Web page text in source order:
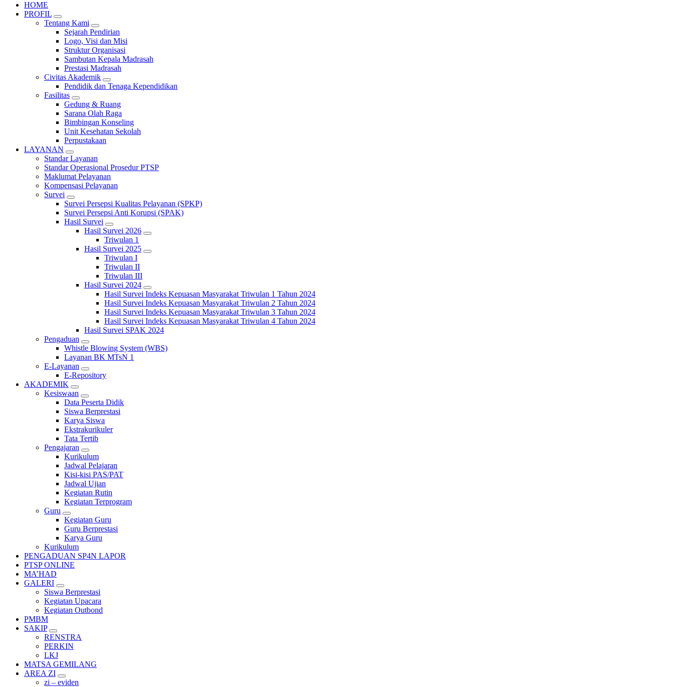
HOME
PROFIL
Tentang Kami
Sejarah Pendirian
Logo, Visi dan Misi
Struktur Organisasi
Sambutan Kepala Madrasah
Prestasi Madrasah
Civitas Akademik
Pendidik dan Tenaga Kependidikan
Fasilitas
Gedung & Ruang
Sarana Olah Raga
Bimbingan Konseling
Unit Kesehatan Sekolah
Perpustakaan
LAYANAN
Standar Layanan
Standar Operasional Prosedur PTSP
Maklumat Pelayanan
Kompensasi Pelayanan
Survei
Survei Persepsi Kualitas Pelayanan (SPKP)
Survei Persepsi Anti Korupsi (SPAK)
Hasil Survei
Hasil Survei 2026
Triwulan 1
Hasil Survei 2025
Triwulan I
Triwulan II
Triwulan III
Hasil Survei 2024
Hasil Survei Indeks Kepuasan Masyarakat Triwulan 1 Tahun 2024
Hasil Survei Indeks Kepuasan Masyarakat Triwulan 2 Tahun 2024
Hasil Survei Indeks Kepuasan Masyarakat Triwulan 3 Tahun 2024
Hasil Survei Indeks Kepuasan Masyarakat Triwulan 4 Tahun 2024
Hasil Survei SPAK 2024
Pengaduan
Whistle Blowing System (WBS)
Layanan BK MTsN 1
E-Layanan
E-Repository
AKADEMIK
Kesiswaan
Data Peserta Didik
Siswa Berprestasi
Karya Siswa
Ekstrakurikuler
Tata Tertib
Pengajaran
Kurikulum
Jadwal Pelajaran
Kisi-kisi PAS/PAT
Jadwal Ujian
Kegiatan Rutin
Kegiatan Terprogram
Guru
Kegiatan Guru
Guru Berprestasi
Karya Guru
Kurikulum
PENGADUAN SP4N LAPOR
PTSP ONLINE
MA’HAD
GALERI
Siswa Berprestasi
Kegiatan Upacara
Kegiatan Outbond
PMBM
SAKIP
RENSTRA
PERKIN
LKJ
MATSA GEMILANG
AREA ZI
zi – eviden